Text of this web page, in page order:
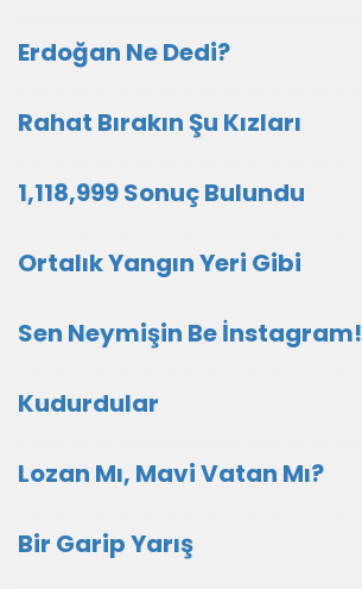
Erdoğan Ne Dedi?
Rahat Bırakın Şu Kızları
1,118,999 Sonuç Bulundu
Ortalık Yangın Yeri Gibi
Sen Neymişin Be İnstagram!
Kudurdular
Lozan Mı, Mavi Vatan Mı?
Bir Garip Yarış